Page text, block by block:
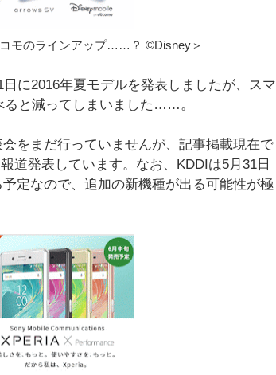
モのラインアップ……？ ©Disney＞
に2016年夏モデルを発表しましたが、スマ
ると減ってしまいました……。
をまだ行っていませんが、記事掲載現在で
道発表しています。なお、KDDIは5月31日
定なので、追加の新機種が出る可能性が極